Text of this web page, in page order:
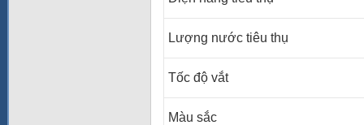
Lượng nước tiêu thụ
Tốc độ vắt
Màu sắc